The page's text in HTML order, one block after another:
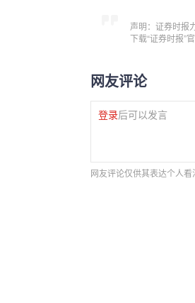
声明：证券时报
下载“证券时报”
网友评论
登录后可以发言
网友评论仅供其表达个人